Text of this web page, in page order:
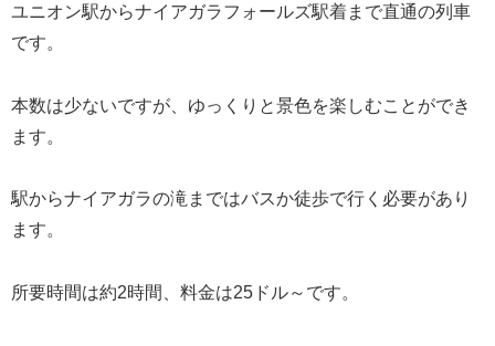
ユニオン駅からナイアガラフォールズ駅着まで直通の列車
です。
本数は少ないですが、ゆっくりと景色を楽しむことができ
ます。
駅からナイアガラの滝まではバスか徒歩で行く必要があり
ます。
所要時間は約2時間、料金は25ドル～です。